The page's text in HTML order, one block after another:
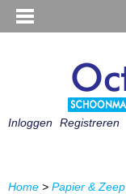
Inloggen Registreren
Home > Papier & Zeep